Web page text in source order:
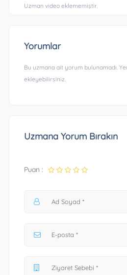
Uzman video eklememiştir.
Yorumlar
Bu uzmana ait yorum bulunamadı.
ekleyebilirsiniz.
Uzmana Yorum Bırakın
Puan :